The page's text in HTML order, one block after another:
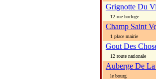
Grignotte Du
12 rue horloge
Champ Saint
1 place mairie
Gout Des
12 route nationale
Auberge De
le bourg